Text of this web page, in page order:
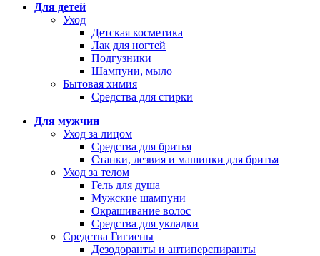
Для детей
Уход
Детская косметика
Лак для ногтей
Подгузники
Шампуни, мыло
Бытовая химия
Средства для стирки
Для мужчин
Уход за лицом
Средства для бритья
Станки, лезвия и машинки для бритья
Уход за телом
Гель для душа
Мужские шампуни
Окрашивание волос
Средства для укладки
Средства Гигиены
Дезодоранты и антиперспиранты